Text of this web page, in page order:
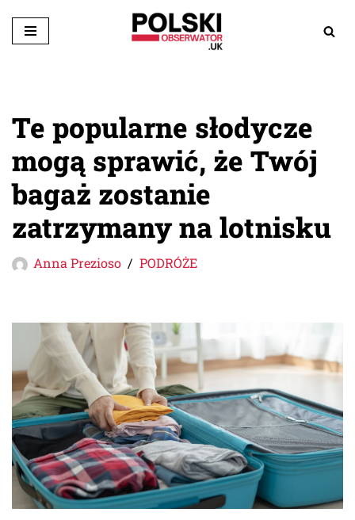
Przejdź
Te popularne słodycze
mogą sprawić, że Twój
bagaż zostanie
zatrzymany na lotnisku
Anna Prezioso PODRÓŻE